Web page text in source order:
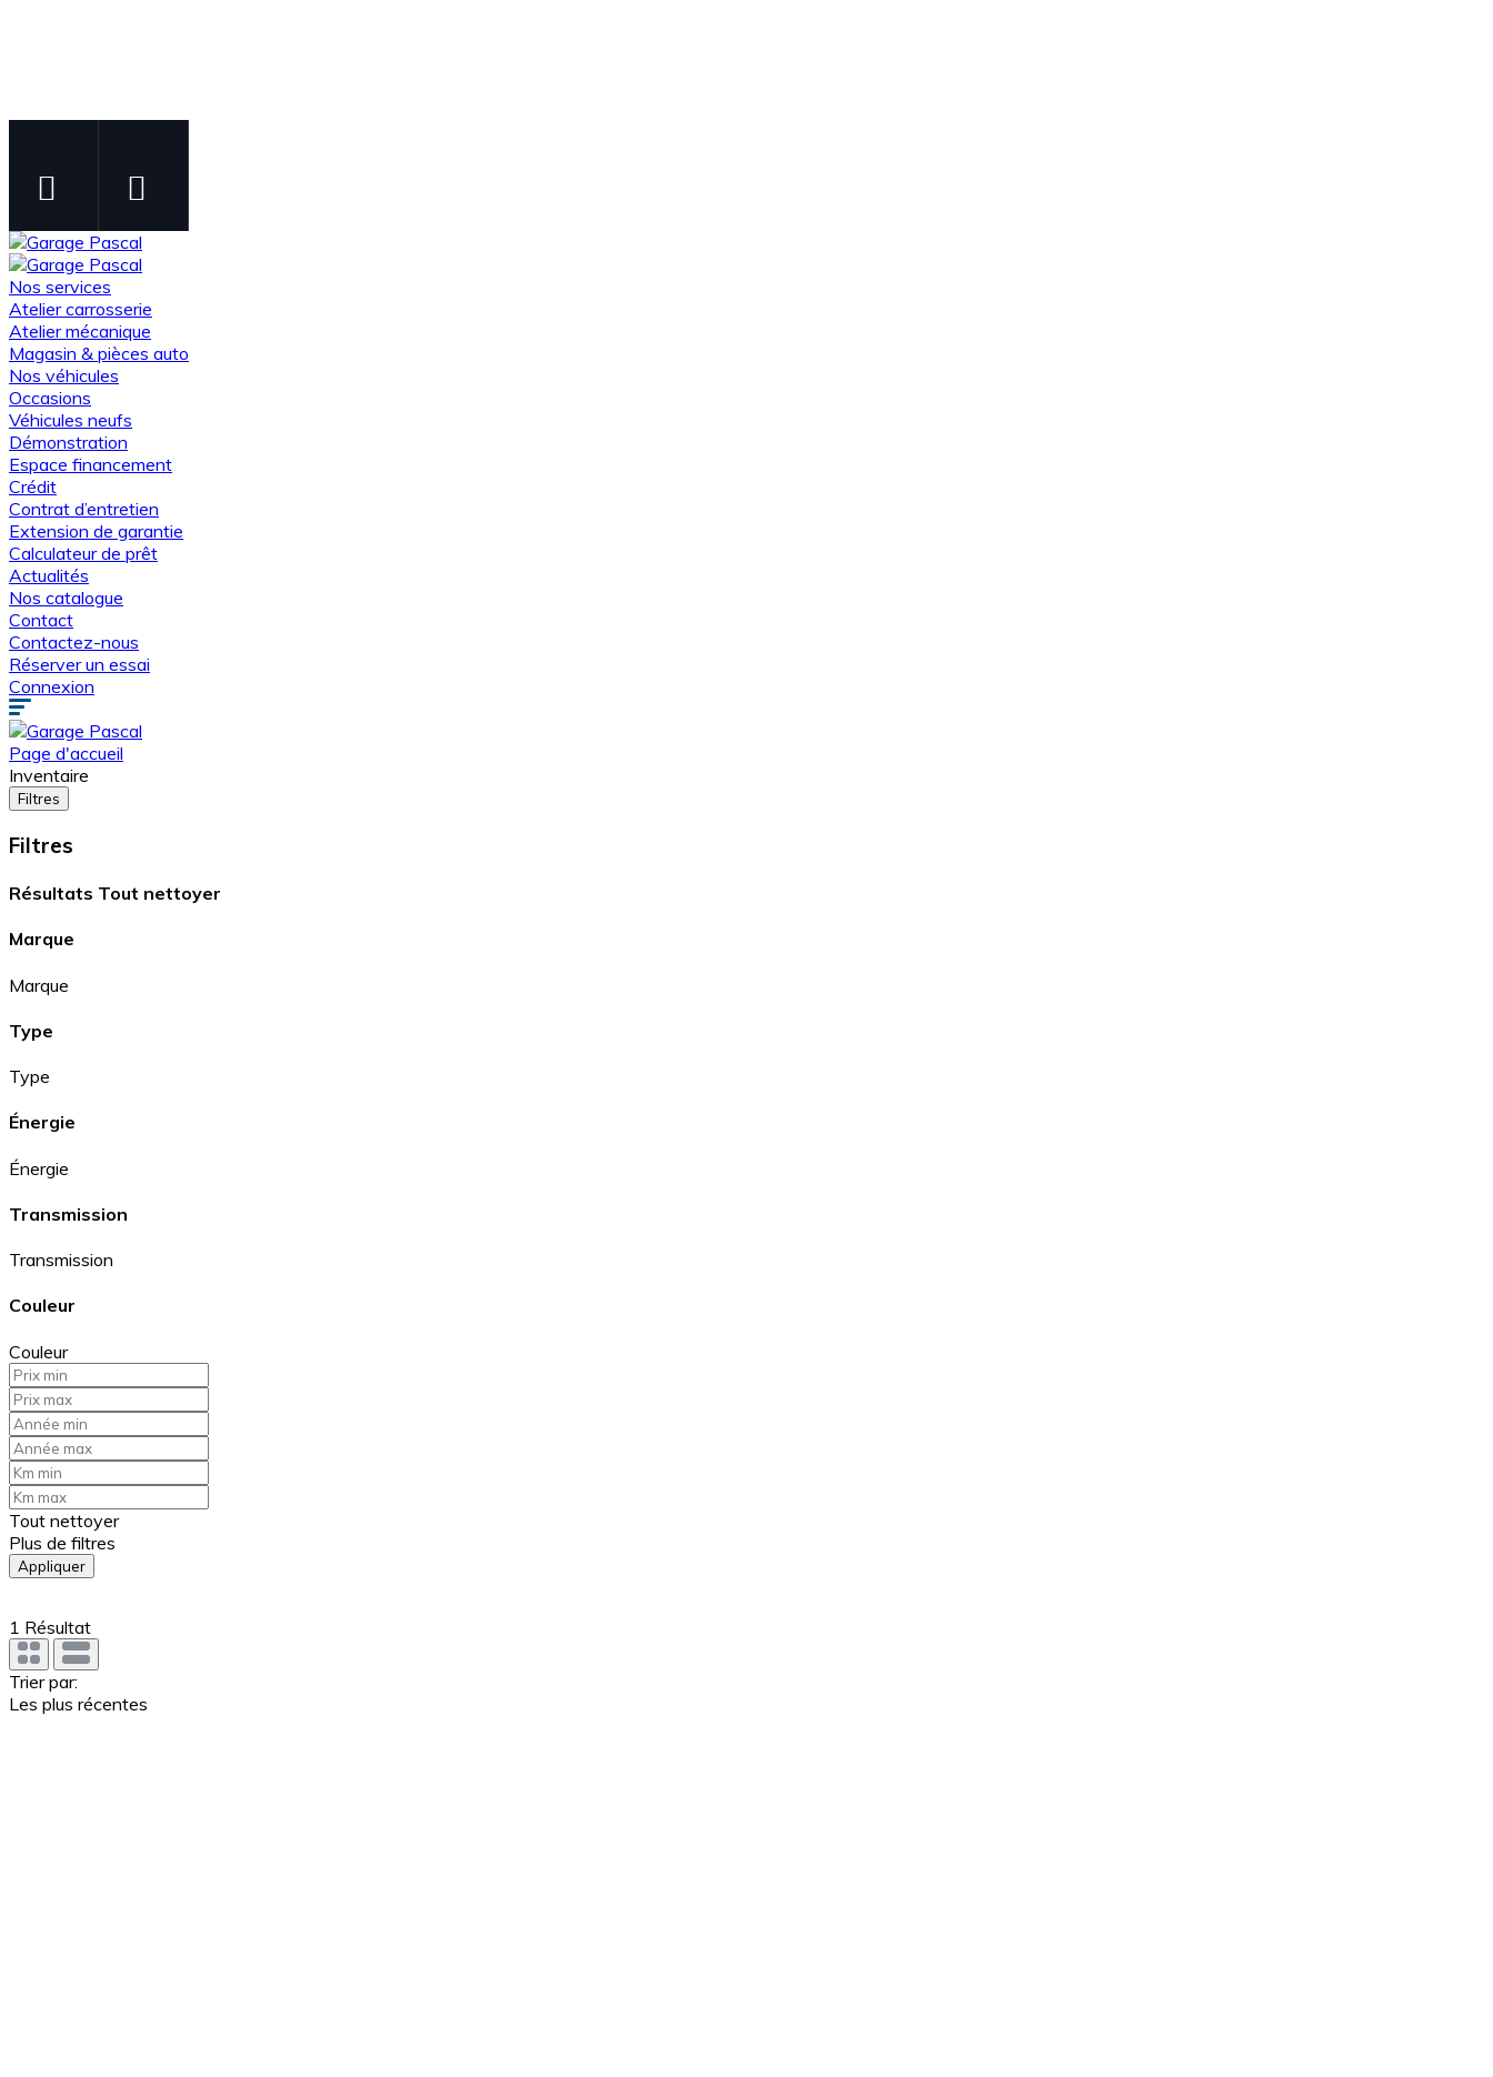
Nos services
Atelier carrosserie
Atelier mécanique
Magasin & pièces auto
Nos véhicules
Occasions
Véhicules neufs
Démonstration
Espace financement
Crédit
Contrat d’entretien
Extension de garantie
Calculateur de prêt
Actualités
Nos catalogue
Contact
Contactez-nous
Réserver un essai
Connexion
Page d'accueil
Inventaire
Filtres
Filtres
Résultats Tout nettoyer
Marque
Marque
Type
Type
Énergie
Énergie
Transmission
Transmission
Couleur
Couleur
Tout nettoyer
Plus de filtres
Appliquer
1 Résultat
Trier par:
Les plus récentes